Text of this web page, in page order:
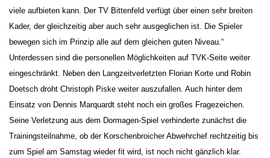
viele aufbieten kann. Der TV Bittenfeld verfügt über einen sehr breiten
Kader, der gleichzeitig aber auch sehr ausgeglichen ist. Die Spieler
bewegen sich im Prinzip alle auf dem gleichen guten Niveau.“
Unterdessen sind die personellen Möglichkeiten auf TVK-Seite weiter
eingeschränkt. Neben den Langzeitverletzten Florian Korte und Robin
Doetsch droht Christoph Piske weiter auszufallen. Auch hinter dem
Einsatz von Dennis Marquardt steht noch ein großes Fragezeichen.
Seine Verletzung aus dem Dormagen-Spiel verhinderte zunächst die
Trainingsteilnahme, ob der Korschenbroicher Abwehrchef rechtzeitig bis
zum Spiel am Samstag wieder fit wird, ist noch nicht gänzlich klar.